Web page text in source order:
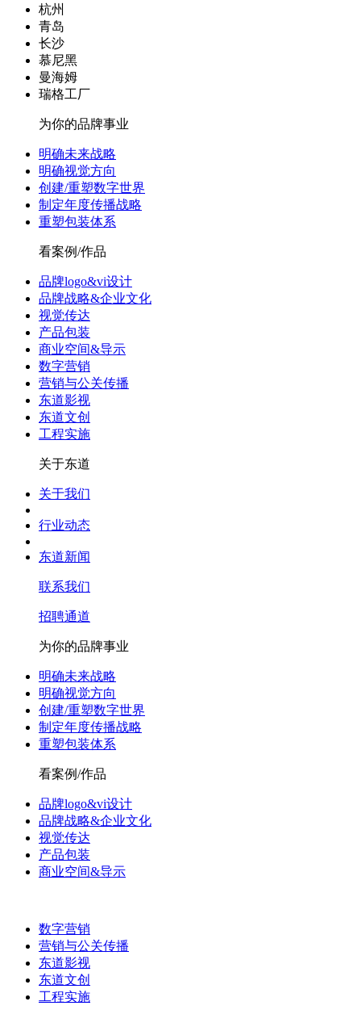
杭州
青岛
长沙
慕尼黑
曼海姆
瑞格工厂
为你的品牌事业
明确未来战略
明确视觉方向
创建/重塑数字世界
制定年度传播战略
重塑包装体系
看案例/作品
品牌logo&vi设计
品牌战略&企业文化
视觉传达
产品包装
商业空间&导示
数字营销
营销与公关传播
东道影视
东道文创
工程实施
关于东道
关于我们
行业动态
东道新闻
联系我们
招聘通道
为你的品牌事业
明确未来战略
明确视觉方向
创建/重塑数字世界
制定年度传播战略
重塑包装体系
看案例/作品
品牌logo&vi设计
品牌战略&企业文化
视觉传达
产品包装
商业空间&导示
数字营销
营销与公关传播
东道影视
东道文创
工程实施